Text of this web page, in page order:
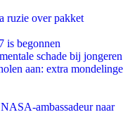
ruzie over pakket
is begonnen
schade bij jongeren
aan: extra mondelinge
ambassadeur naar